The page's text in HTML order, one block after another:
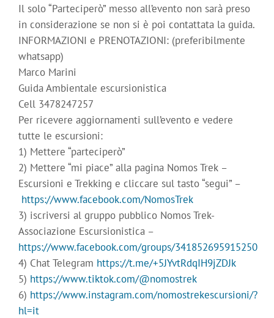
Il solo “Parteciperò” messo all’evento non sarà preso
in considerazione se non si è poi contattata la guida.
INFORMAZIONI e PRENOTAZIONI: (preferibilmente
whatsapp)
Marco Marini
Guida Ambientale escursionistica
Cell 3478247257
Per ricevere aggiornamenti sull’evento e vedere
tutte le escursioni:
1) Mettere “parteciperò”
2) Mettere “mi piace” alla pagina Nomos Trek –
Escursioni e Trekking e cliccare sul tasto “segui” –
https://www.facebook.com/NomosTrek
3) iscriversi al gruppo pubblico Nomos Trek-
Associazione Escursionistica –
https://www.facebook.com/groups/341852695915250
4) Chat Telegram https://t.me/+5JYvtRdqIH9jZDJk
5) https://www.tiktok.com/@nomostrek
6) https://www.instagram.com/nomostrekescursioni/?
hl=it